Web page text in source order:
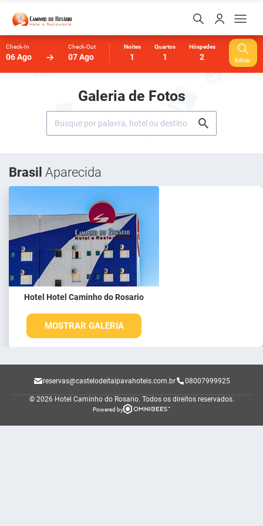
Check-In
06 Ago
Check-Out
07 Ago
Noites
1
Quartos
1
Hóspedes
2 Editar
Galeria de Fotos
Brasil Aparecida
Hotel Hotel Caminho do Rosario
MOSTRAR GALERIA
reservas@castelodeitaipavahoteis.com.br 08007999925
© 2026 Hotel Caminho do Rosario. Todos os direitos reservados.
Powered by